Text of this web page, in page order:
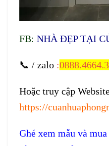
FB: NHÀ ĐẸP TẠI
📞 / zalo :
Hoặc truy cập
https://
Ghé xem mẫu và